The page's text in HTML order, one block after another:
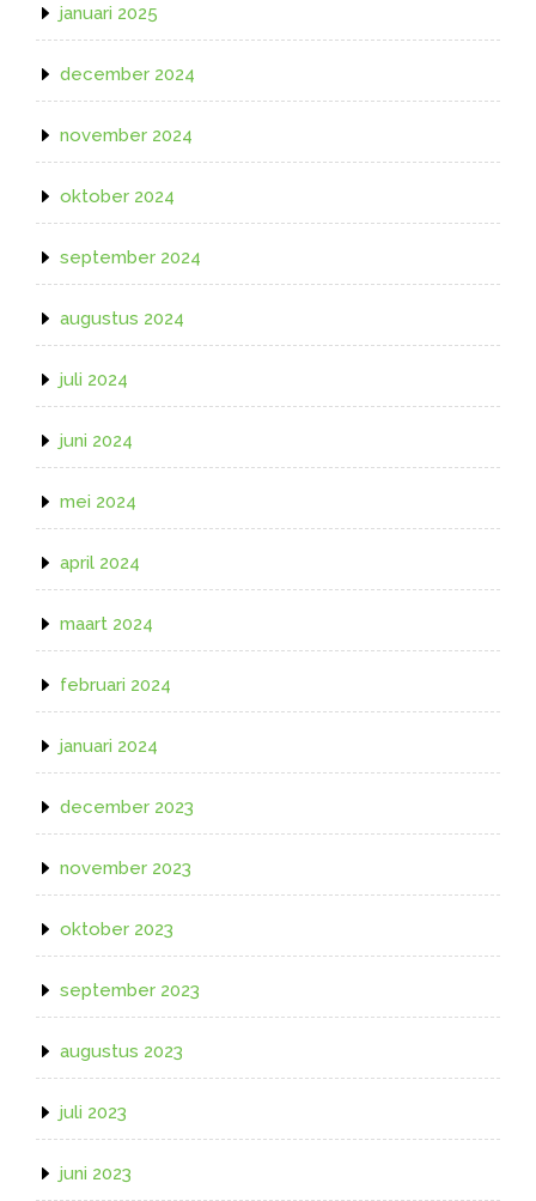
januari 2025
december 2024
november 2024
oktober 2024
september 2024
augustus 2024
juli 2024
juni 2024
mei 2024
april 2024
maart 2024
februari 2024
januari 2024
december 2023
november 2023
oktober 2023
september 2023
augustus 2023
juli 2023
juni 2023